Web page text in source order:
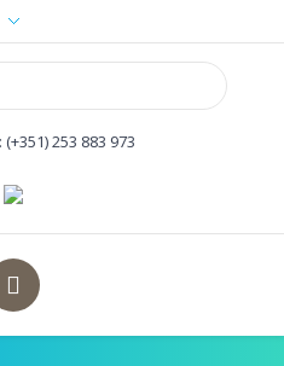
253 883 973